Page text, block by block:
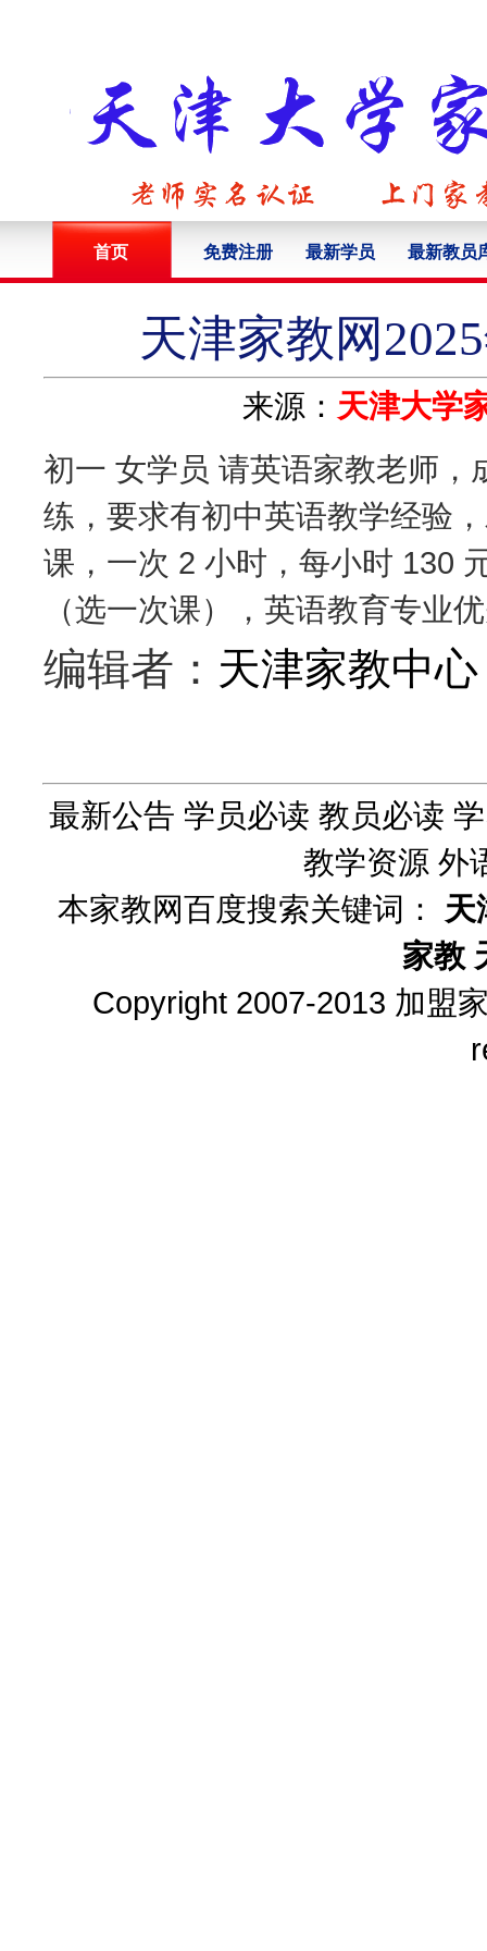
首页 免费注册 最新学员 最新教员
天津家教网
来源： 天津大学
初一 女学员 请英语家教老师
练，要求有初中英语教学经验
课，一次 2 小时，每小时 130
（选一次课），英语教育专业
编辑者： 天津家教中心
最新公告 学员必读 教员必读
教学资源 外
本家教网百度搜索关键词： 天
家教
Copyright 2007-2013 加盟